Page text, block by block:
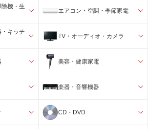
機・生
エアコン・空調・季節家電
キッチ
TV・オーディオ・カメラ
美容・健康家電
楽器・音響機器
CD・DVD